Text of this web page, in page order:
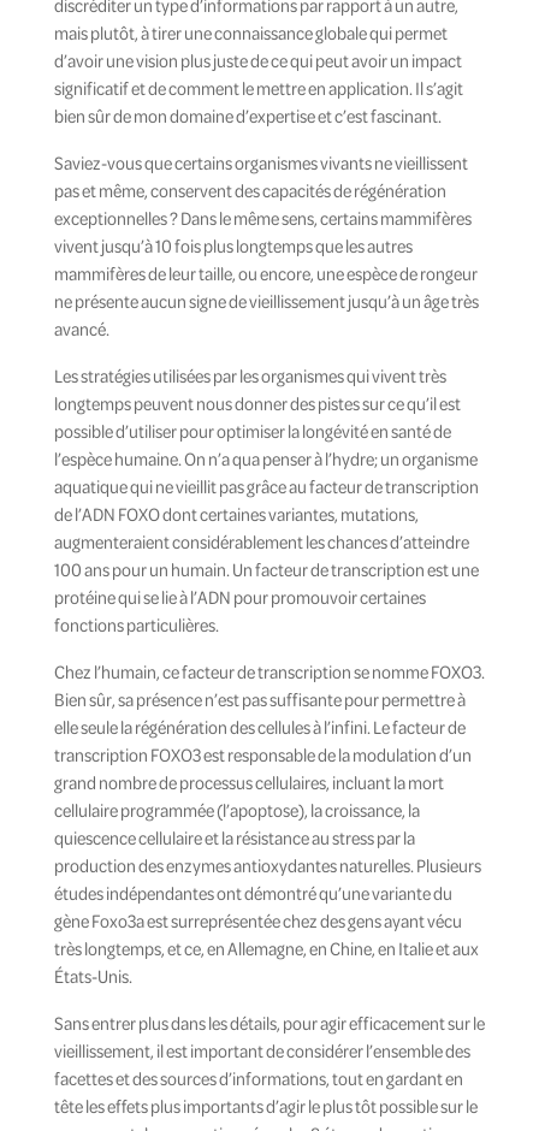
discréditer un type d’informations par rapport à un autre,
mais plutôt, à tirer une connaissance globale qui permet
d’avoir une vision plus juste de ce qui peut avoir un impact
significatif et de comment le mettre en application. Il s’agit
bien sûr de mon domaine d’expertise et c’est fascinant.
Saviez-vous que certains organismes vivants ne vieillissent
pas et même, conservent des capacités de régénération
exceptionnelles ? Dans le même sens, certains mammifères
vivent jusqu’à 10 fois plus longtemps que les autres
mammifères de leur taille, ou encore, une espèce de rongeur
ne présente aucun signe de vieillissement jusqu’à un âge très
avancé.
Les stratégies utilisées par les organismes qui vivent très
longtemps peuvent nous donner des pistes sur ce qu’il est
possible d’utiliser pour optimiser la longévité en santé de
l’espèce humaine. On n’a qua penser à l’hydre; un organisme
aquatique qui ne vieillit pas grâce au facteur de transcription
de l’ADN FOXO dont certaines variantes, mutations,
augmenteraient considérablement les chances d’atteindre
100 ans pour un humain. Un facteur de transcription est une
protéine qui se lie à l’ADN pour promouvoir certaines
fonctions particulières.
Chez l’humain, ce facteur de transcription se nomme FOXO3.
Bien sûr, sa présence n’est pas suffisante pour permettre à
elle seule la régénération des cellules à l’infini. Le facteur de
transcription FOXO3 est responsable de la modulation d’un
grand nombre de processus cellulaires, incluant la mort
cellulaire programmée (l’apoptose), la croissance, la
quiescence cellulaire et la résistance au stress par la
production des enzymes antioxydantes naturelles. Plusieurs
études indépendantes ont démontré qu’une variante du
gène Foxo3a est surreprésentée chez des gens ayant vécu
très longtemps, et ce, en Allemagne, en Chine, en Italie et aux
États-Unis.
Sans entrer plus dans les détails, pour agir efficacement sur le
vieillissement, il est important de considérer l’ensemble des
facettes et des sources d’informations, tout en gardant en
tête les effets plus importants d’agir le plus tôt possible sur le